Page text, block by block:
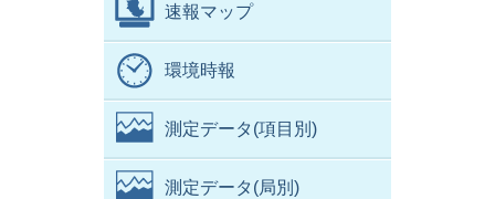
速報マップ
環境時報
測定データ(項目別)
測定データ(局別)